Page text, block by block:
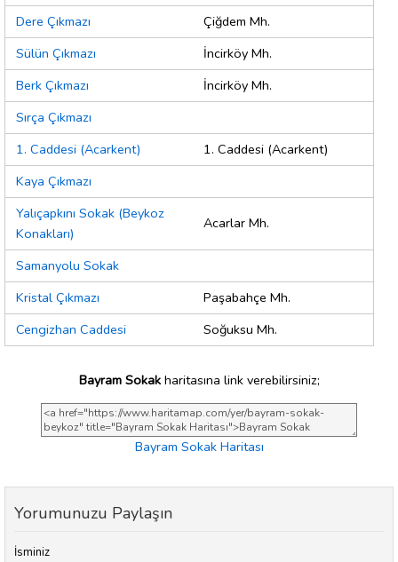
Dere Çıkmazı
Çiğdem Mh.
Sülün Çıkmazı
İncirköy Mh.
Berk Çıkmazı
İncirköy Mh.
Sırça Çıkmazı
1. Caddesi (Acarkent)
1. Caddesi (Acarkent)
Kaya Çıkmazı
Yalıçapkını Sokak (Beykoz
Konakları)
Acarlar Mh.
Samanyolu Sokak
Kristal Çıkmazı
Paşabahçe Mh.
Cengizhan Caddesi
Soğuksu Mh.
Bayram Sokakharitasına link verebilirsiniz;
Bayram Sokak Haritası
Yorumunuzu Paylaşın
İsminiz